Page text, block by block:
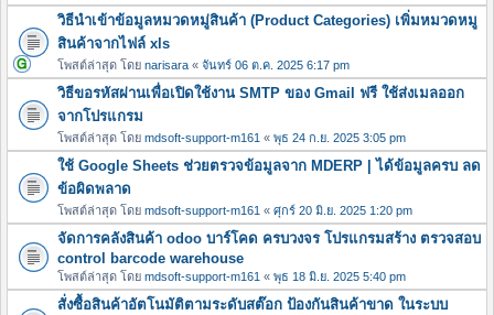
วิธีนำเข้าข้อมูลหมวดหมู่สินค้า (Product Categories) เพิ่มหมวดหมู
สินค้าจากไฟล์ xls
โพสต์ล่าสุด โดย narisara « จันทร์ 06 ต.ค. 2025 6:17 pm
วิธีขอรหัสผ่านเพื่อเปิดใช้งาน SMTP ของ Gmail ฟรี ใช้ส่งเมลออก
จากโปรแกรม
โพสต์ล่าสุด โดย mdsoft-support-m161 « พุธ 24 ก.ย. 2025 3:05 pm
ใช้ Google Sheets ช่วยตรวจข้อมูลจาก MDERP | ได้ข้อมูลครบ ลด
ข้อผิดพลาด
โพสต์ล่าสุด โดย mdsoft-support-m161 « ศุกร์ 20 มิ.ย. 2025 1:20 pm
จัดการคลังสินค้า odoo บาร์โคด ครบวงจร โปรแกรมสร้าง ตรวจสอบ
control barcode warehouse
โพสต์ล่าสุด โดย mdsoft-support-m161 « พุธ 18 มิ.ย. 2025 5:40 pm
สั่งซื้อสินค้าอัตโนมัติตามระดับสต๊อก ป้องกันสินค้าขาด ในระบบ